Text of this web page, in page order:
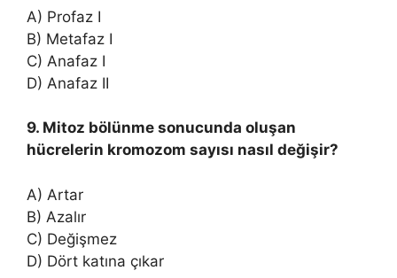
A) Profaz I
B) Metafaz I
C) Anafaz I
D) Anafaz II
9. Mitoz bölünme sonucunda oluşan
hücrelerin kromozom sayısı nasıl değişir?
A) Artar
B) Azalır
C) Değişmez
D) Dört katına çıkar